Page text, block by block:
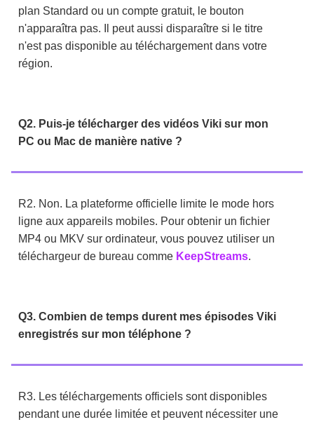
plan Standard ou un compte gratuit, le bouton
n'apparaîtra pas. Il peut aussi disparaître si le titre
n'est pas disponible au téléchargement dans votre
région.
Q2. Puis-je télécharger des vidéos Viki sur mon
PC ou Mac de manière native ?
R2. Non. La plateforme officielle limite le mode hors
ligne aux appareils mobiles. Pour obtenir un fichier
MP4 ou MKV sur ordinateur, vous pouvez utiliser un
téléchargeur de bureau comme KeepStreams.
Q3. Combien de temps durent mes épisodes Viki
enregistrés sur mon téléphone ?
R3. Les téléchargements officiels sont disponibles
pendant une durée limitée et peuvent nécessiter une